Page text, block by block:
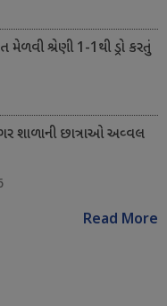
મેળવી શ્રેણી 1-1થી ડ્રો કરતું
શાળાની છાત્રાઓ અવ્વલ
Read More